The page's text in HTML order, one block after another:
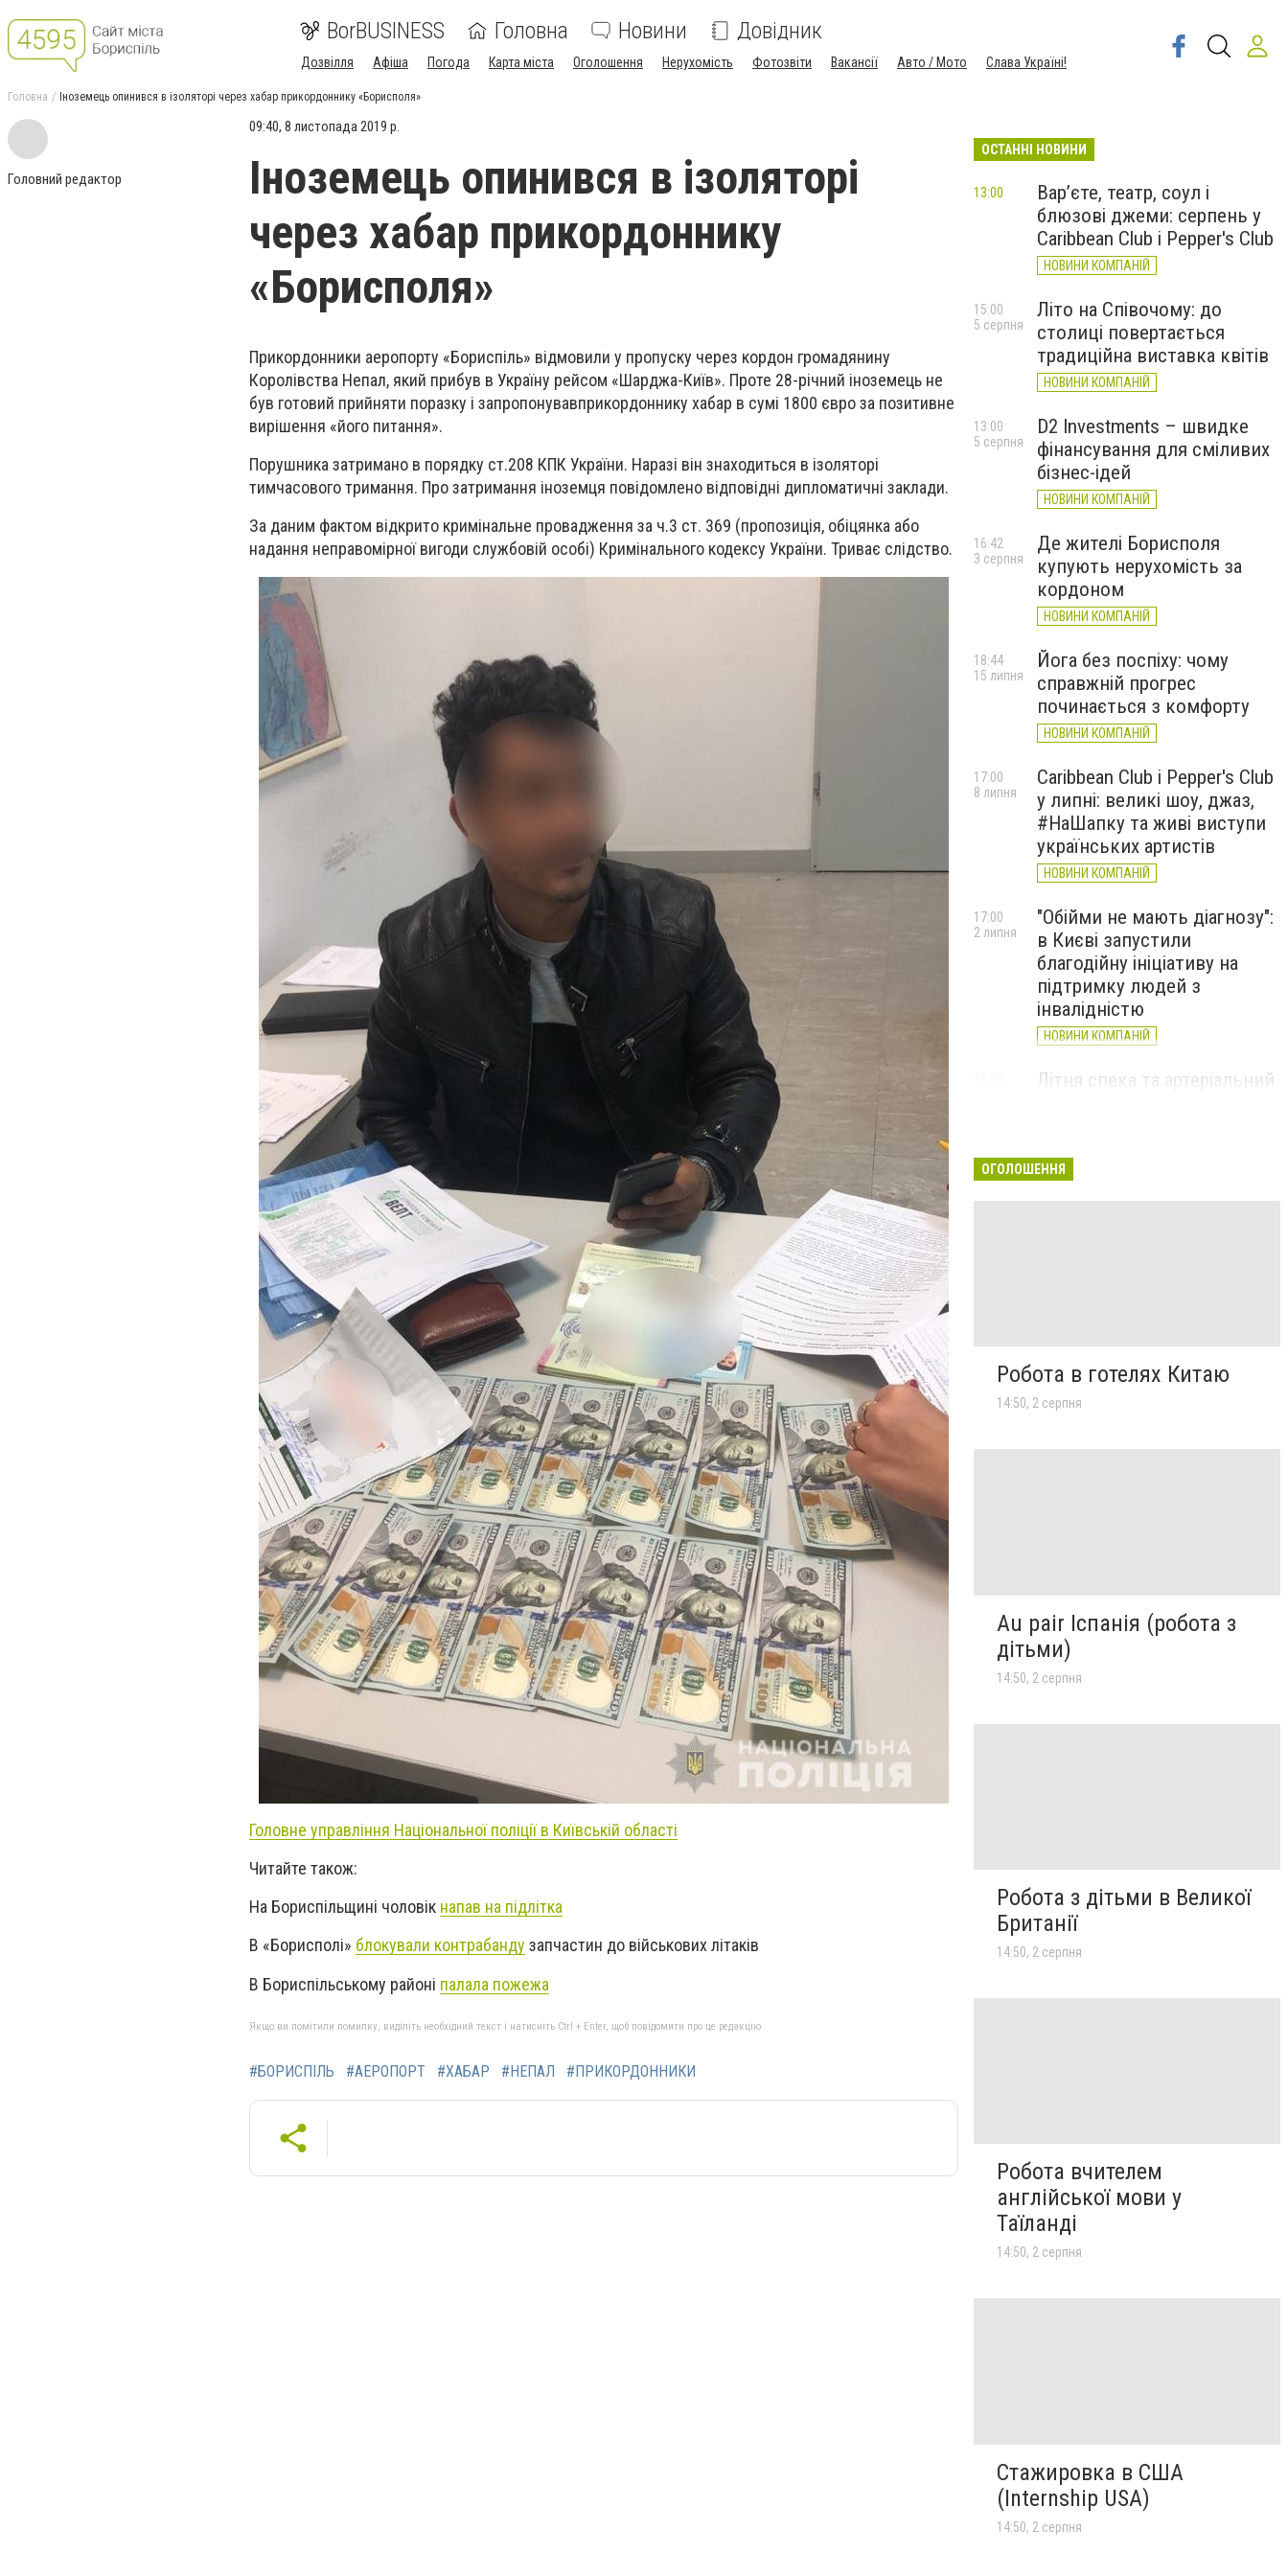
BorBUSINESS Головна Новини Довідник
Дозвілля Афіша Погода Карта міста Оголошення Нерухомість Фотозвіти Вакансії Авто / Мото Слава Україні!
Головна Іноземець опинився в ізоляторі через хабар прикордоннику «Борисполя»
Головний редактор
09:40, 8 листопада 2019 р.
Іноземець опинився в ізоляторі
через хабар прикордоннику
«Борисполя»
Прикордонники аеропорту «Бориспіль» відмовили у пропуску через кордон громадянину
Королівства Непал, який прибув в Україну рейсом «Шарджа-Київ». Проте 28-річний іноземець не
був готовий прийняти поразку і запропонувавприкордоннику хабар в сумі 1800 євро за позитивне
вирішення «його питання».
Порушника затримано в порядку ст.208 КПК України. Наразі він знаходиться в ізоляторі
тимчасового тримання. Про затримання іноземця повідомлено відповідні дипломатичні заклади.
За даним фактом відкрито кримінальне провадження за ч.3 ст. 369 (пропозиція, обіцянка або
надання неправомірної вигоди службовій особі) Кримінального кодексу України. Триває слідство.
Головне управління Національної поліції в Київській області
Читайте також:
На Бориспільщині чоловік напав на підлітка
В «Борисполі» блокували контрабанду запчастин до військових літаків
В Бориспільському районі палала пожежа
Якщо ви помітили помилку, виділіть необхідний текст і натисніть Ctrl + Enter, щоб повідомити про це редакцію
#БОРИСПІЛЬ #АЕРОПОРТ #ХАБАР #НЕПАЛ #ПРИКОРДОННИКИ
ОСТАННІ НОВИНИ
Вар’єте, театр, соул і
блюзові джеми: серпень у
Caribbean Club і Pepper's Club
НОВИНИ КОМПАНІЙ
13:00
Літо на Співочому: до
столиці повертається
традиційна виставка квітів
НОВИНИ КОМПАНІЙ
15:00
5 серпня
D2 Investments – швидке
фінансування для сміливих
бізнес-ідей
НОВИНИ КОМПАНІЙ
13:00
5 серпня
Де жителі Борисполя
купують нерухомість за
кордоном
НОВИНИ КОМПАНІЙ
16:42
3 серпня
Йога без поспіху: чому
справжній прогрес
починається з комфорту
НОВИНИ КОМПАНІЙ
18:44
15 липня
Caribbean Club і Pepper's Club
у липні: великі шоу, джаз,
#НаШапку та живі виступи
українських артистів
НОВИНИ КОМПАНІЙ
17:00
8 липня
"Обійми не мають діагнозу":
в Києві запустили
благодійну ініціативу на
підтримку людей з
інвалідністю
НОВИНИ КОМПАНІЙ
17:00
2 липня
Літня спека та артеріальний
ОГОЛОШЕННЯ
Робота в готелях Китаю
14:50, 2 серпня
Au pair Іспанія (робота з
дітьми)
14:50, 2 серпня
Робота з дітьми в Великої
Британії
14:50, 2 серпня
Робота вчителем
англійської мови у
Таїланді
14:50, 2 серпня
Стажировка в США
(Internship USA)
14:50, 2 серпня